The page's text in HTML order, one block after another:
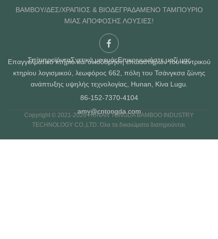
ΒΑΜΒΟΥ/ΔΕΣ/ΧΡΑΠΙΟΣ & ΒΙΟΔΕΓΡΑΔΑΜΕΝΟ ΤΑΜΠΟΥΡΙΟ
ΜΙΑΣ ΑΠΟΦΟΣΗΣ ΛΟΥΣΙΕΣ!
ΣπίτιπροϊόνταΣχετικά με εμάςΕπικοινωνήστε μαζί μας
Επαγγελματικό κτήριο και οικοδόμηση επωαστήρων του κεντρικού
κτηρίου λογισμικού, λεωφόρος 662, πόλη του Τσάνγκσα ζώνης
ανάπτυξης υψηλής τεχνολογίας, Hunan, Κίνα Lugu.
86-152-7370-4104
amy@cntongda.com
Copyright © 2021-2026 HUNAN TONGDA BAMBOO INDUSTRY
TECHNOLOGY CO.,LTD. Όλα τα δικαιώματα διατηρούνται.